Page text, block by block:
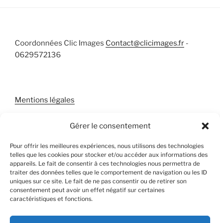
Gérer le consentement
Pour offrir les meilleures expériences, nous utilisons des technologies
telles que les cookies pour stocker et/ou accéder aux informations des
appareils. Le fait de consentir à ces technologies nous permettra de
traiter des données telles que le comportement de navigation ou les ID
uniques sur ce site. Le fait de ne pas consentir ou de retirer son
consentement peut avoir un effet négatif sur certaines
caractéristiques et fonctions.
Coordonnées Clic Images Contact@clicimages.fr -
0629572136
Mentions légales